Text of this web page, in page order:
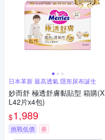
日本革新 最高透氣 隱形尿布誕生
妙而舒 極透舒膚黏貼型 箱購(X
L42片x4包)
$1,989
挑戰低價 券